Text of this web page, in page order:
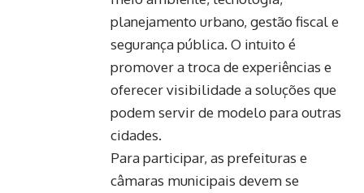
planejamento urbano, gestão fiscal e
segurança pública. O intuito é
promover a troca de experiências e
oferecer visibilidade a soluções que
podem servir de modelo para outras
cidades.
Para participar, as prefeituras e
câmaras municipais devem se